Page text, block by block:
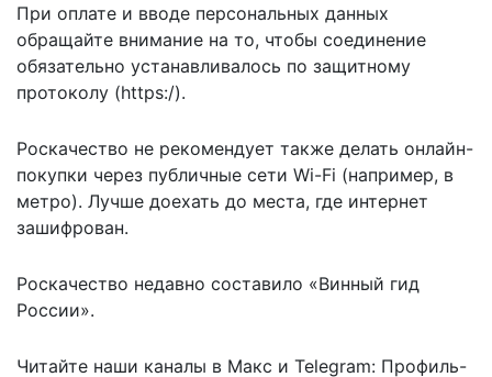
При оплате и вводе персональных данных
обращайте внимание на то, чтобы соединение
обязательно устанавливалось по защитному
протоколу (https:/).
Роскачество не рекомендует также делать онлайн-
покупки через публичные сети Wi-Fi (например, в
метро). Лучше доехать до места, где интернет
зашифрован.
Роскачество недавно составило «Винный гид
России».
Читайте наши каналы в Макс и Telegram: Профиль-